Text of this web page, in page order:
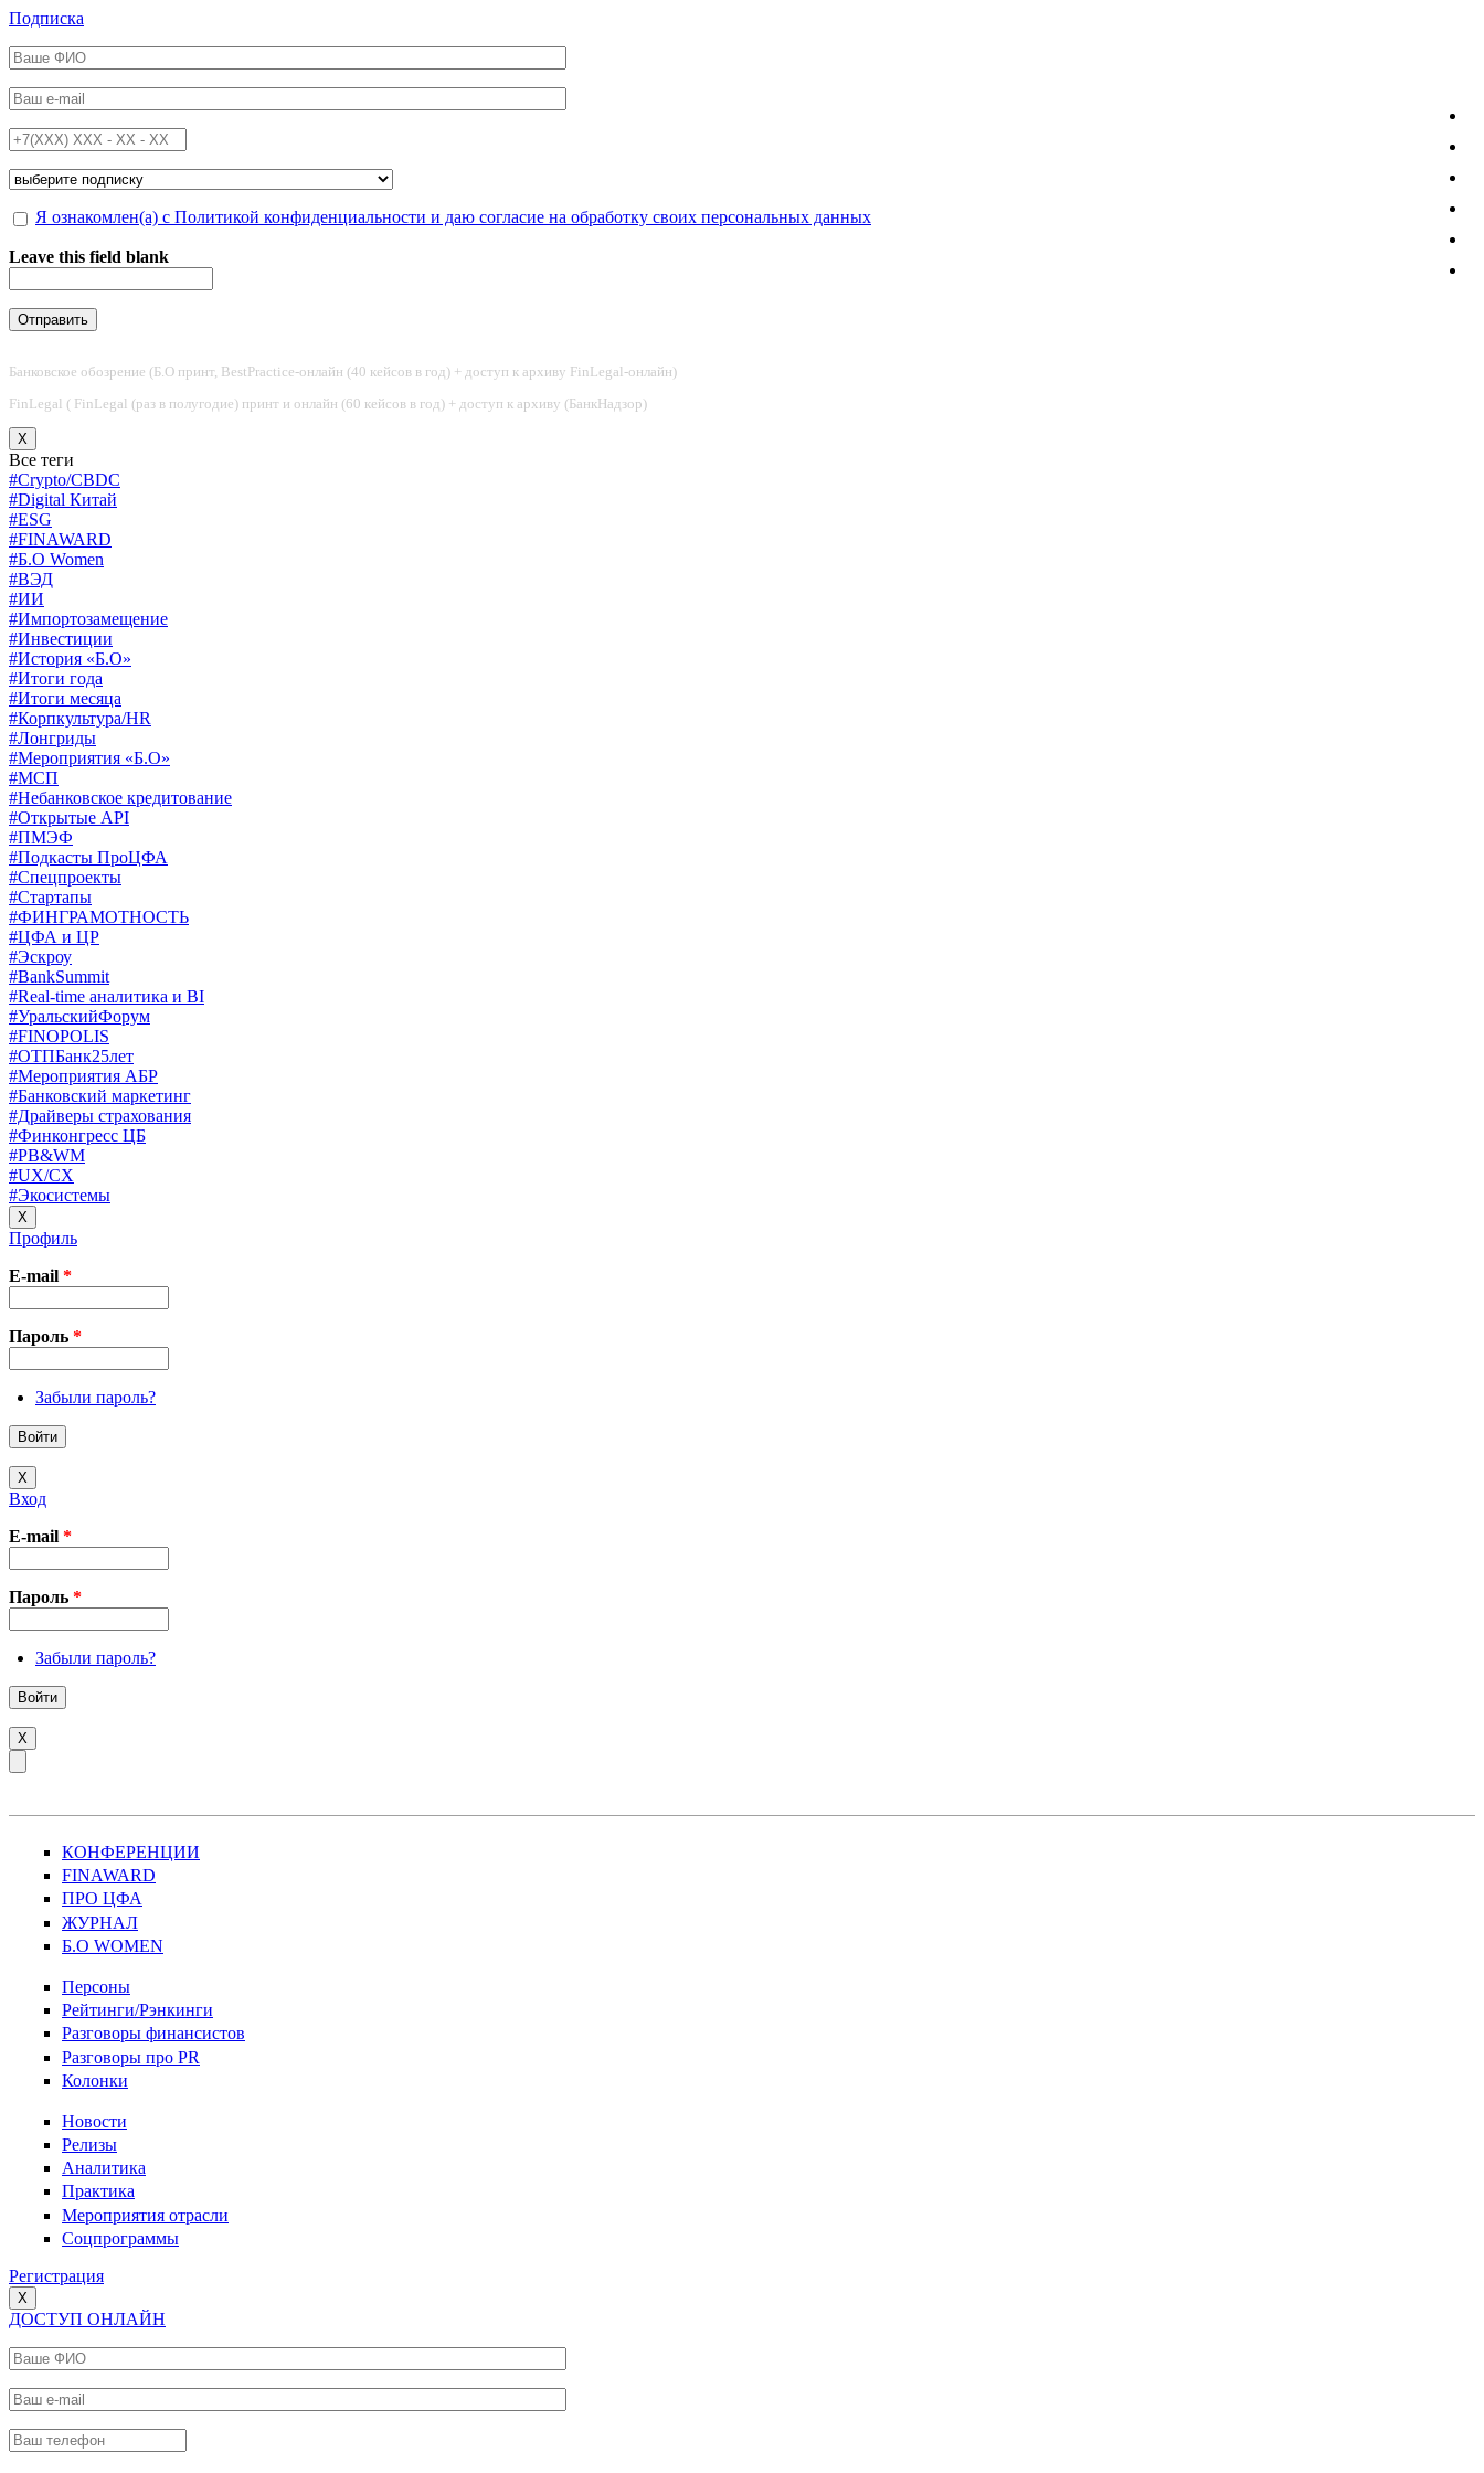
Перейти к основному содержанию
Подписка
ФИО*
Email*
Телефон*
Подписка на*
Обработка персональных данных*
Я ознакомлен(а) с Политикой конфиденциальности и даю согласие на обработку своих персональных данных
Leave this field blank
Банковское обозрение (Б.О принт, BestPractice-онлайн (40 кейсов в год) + доступ к архиву FinLegal-онлайн)
FinLegal ( FinLegal (раз в полугодие) принт и онлайн (60 кейсов в год) + доступ к архиву (БанкНадзор)
X
Все теги
#Crypto/CBDC
#Digital Китай
#ESG
#FINAWARD
#Б.О Women
#ВЭД
#ИИ
#Импортозамещение
#Инвестиции
#История «Б.О»
#Итоги года
#Итоги месяца
#Корпкультура/HR
#Лонгриды
#Мероприятия «Б.О»
#МСП
#Небанковское кредитование
#Открытые API
#ПМЭФ
#Подкасты ПроЦФА
#Спецпроекты
#Стартапы
#ФИНГРАМОТНОСТЬ
#ЦФА и ЦР
#Эскроу
#BankSummit
#Real-time аналитика и BI
#УральскийФорум
#FINOPOLIS
#ОТПБанк25лет
#Мероприятия АБР
#Банковский маркетинг
#Драйверы страхования
#Финконгресс ЦБ
#PB&WM
#UX/CX
#Экосистемы
X
Профиль
E-mail *
Пароль *
Забыли пароль?
X
Вход
E-mail *
Пароль *
Забыли пароль?
X
КОНФЕРЕНЦИИ
FINAWARD
ПРО ЦФА
ЖУРНАЛ
Б.О WOMEN
Персоны
Рейтинги/Рэнкинги
Разговоры финансистов
Разговоры про PR
Колонки
Новости
Релизы
Аналитика
Практика
Мероприятия отрасли
Соцпрограммы
Регистрация
X
ДОСТУП ОНЛАЙН
Ваше ФИО
Ваш e-mail
Ваш телефон